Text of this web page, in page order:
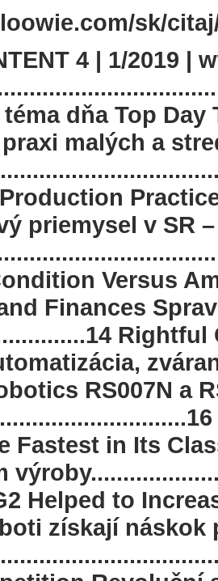
sk/
4 | 1/2019 |
dňa Top
malých a
priemysel v SR
Versus
Finances
RS007N a
Fastest in Its
Helped to
získají náskok